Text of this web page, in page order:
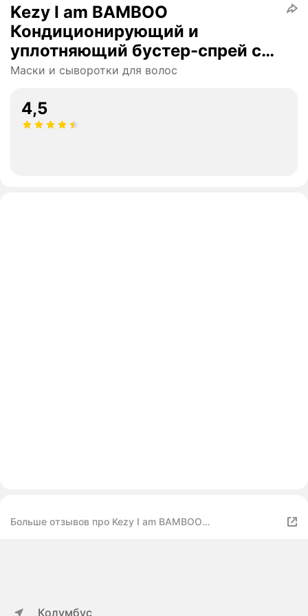
Kezy I am BAMBOO
Кондиционирующий и
уплотняющий бустер-спрей с
экстрактом бамбука 150 мл
Маски и сыворотки для волос
4,5
Больше отзывов про Kezy I am BAMBOO
Колумбус